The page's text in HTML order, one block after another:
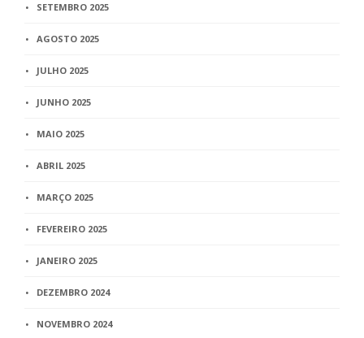
SETEMBRO 2025
AGOSTO 2025
JULHO 2025
JUNHO 2025
MAIO 2025
ABRIL 2025
MARÇO 2025
FEVEREIRO 2025
JANEIRO 2025
DEZEMBRO 2024
NOVEMBRO 2024